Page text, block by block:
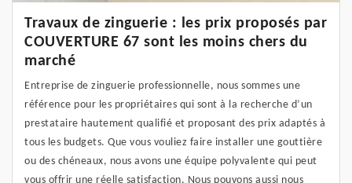
Travaux de zinguerie : les prix proposés par
COUVERTURE 67 sont les moins chers du
marché
Entreprise de zinguerie professionnelle, nous sommes une
référence pour les propriétaires qui sont à la recherche d’un
prestataire hautement qualifié et proposant des prix adaptés à
tous les budgets. Que vous vouliez faire installer une gouttière
ou des chéneaux, nous avons une équipe polyvalente qui peut
vous offrir une réelle satisfaction. Nous pouvons aussi nous